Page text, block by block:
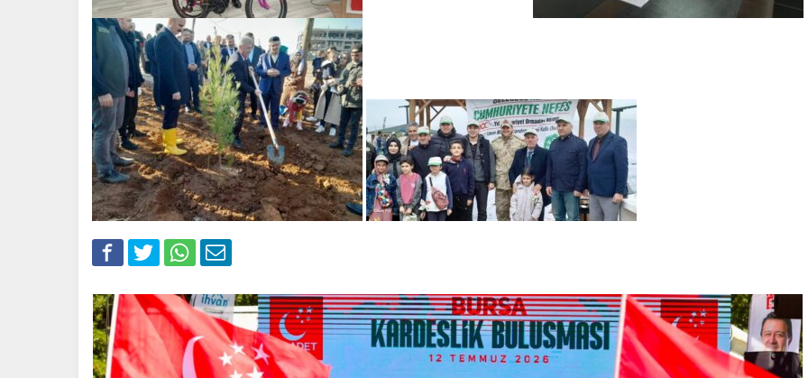
“Sandık Emaneti Kişisel İkbal İçin Kullanılamaz”